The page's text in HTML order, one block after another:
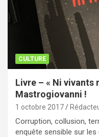
CULTURE
Livre – « Ni vivants
Mastrogiovanni !
1 octobre 2017
Corruption, collusion,
enquête sensible sur